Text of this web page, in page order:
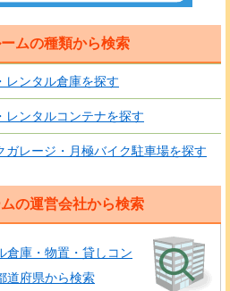
ームの種類から検索
レンタル倉庫を探す
レンタルコンテナを探す
ガレージ・月極バイク駐車場を探す
の運営会社から検索
倉庫・物置・貸しコン
道府県から検索